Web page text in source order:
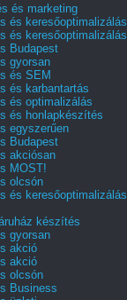
és marketing
és keresőoptimalizálás
és keresőoptimalizálás
Budapest
gyorsan
és SEM
és karbantartás
és optimalizálás
és honlapkészítés
egyszerűen
Budapest
akciósan
MOST!
olcsón
és keresőoptimalizálás
készítés
gyorsan
akció
akció
olcsón
Business